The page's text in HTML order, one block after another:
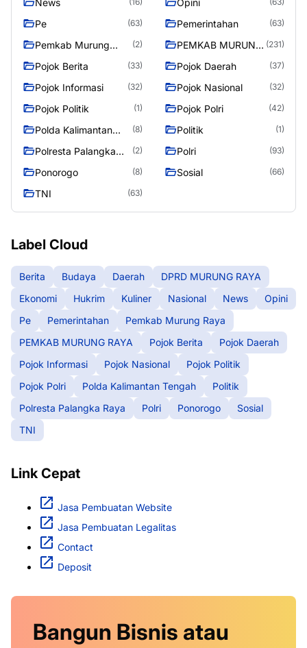
News Opini
Pe (63) Pemerintahan (63)
Pemkab Murung
(2)
PEMKAB MURUNG (231)
Pojok Berita (33) Pojok Daerah (37)
Pojok Informasi (32) Pojok Nasional (32)
Pojok Politik (1) Pojok Polri (42)
Polda Kalimantan
(8) Politik (1)
Polresta Palangka
(2) Polri (93)
Ponorogo (8) Sosial (66)
TNI (63)
Label Cloud
Berita Budaya Daerah
DPRD MURUNG RAYA
Ekonomi
Hukrim Kuliner Nasional News
Opini
Pe
Pemerintahan
Pemkab Murung Raya
PEMKAB MURUNG RAYA
Pojok Berita
Pojok Daerah
Pojok Informasi
Pojok Nasional
Pojok Politik
Pojok Polri
Polda Kalimantan Tengah
Politik
Polresta Palangka Raya
Polri Ponorogo
Sosial
TNI
Link Cepat
Jasa Pembuatan Website
Jasa Pembuatan Legalitas
Contact
Deposit
Bangun Bisnis atau